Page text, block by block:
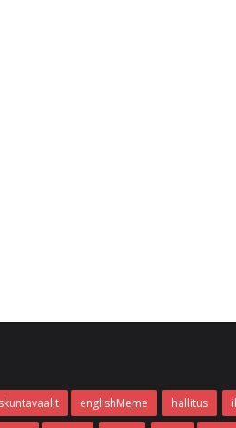
englishMeme hallitus